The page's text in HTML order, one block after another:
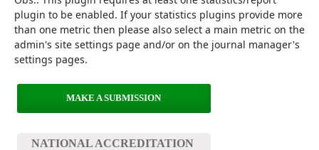
plugin to be enabled. If your statistics plugins provide more
than one metric then please also select a main metric on the
admin's site settings page and/or on the journal manager's
settings pages.
MAKE A SUBMISSION
NATIONAL ACCREDITATION